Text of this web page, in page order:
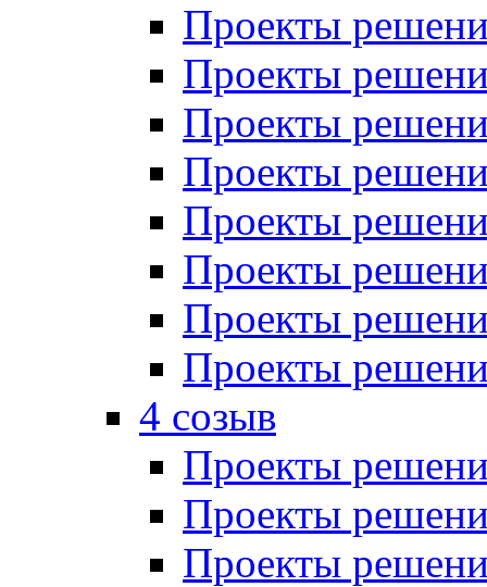
Проекты
Проекты
Проекты
Проекты
Проекты
Проекты
Проекты
Проекты
4 созыв
Проекты
Проекты
Проекты